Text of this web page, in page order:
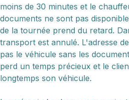
moins de 30 minutes et le
documents ne sont pas
de la tournée prend du retard.
transport est annulé. L'adresse
pas le véhicule sans les
perd un temps précieux et le
longtemps son véhicule.